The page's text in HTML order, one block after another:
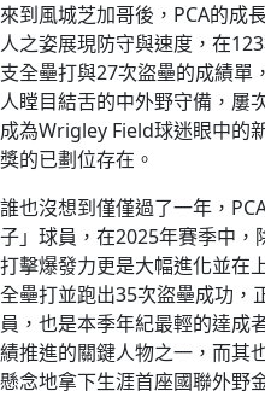
來到風城芝加哥後，PCA的成
人之姿展現防守與速度，在
支全壘打與27次盜壘的成績單
人瞠目結舌的中外野守備，屢
成為Wrigley Field球迷眼中的
獎的已劃位存在。
誰也沒想到僅僅過了一年，
子」球員，在2025年賽季中，
打擊爆發力更是大幅進化並在
全壘打並跑出35次盜壘成功，
員，也是本季年紀最輕的達成
績推進的關鍵人物之一，而其
懸念地拿下生涯首座國聯外野